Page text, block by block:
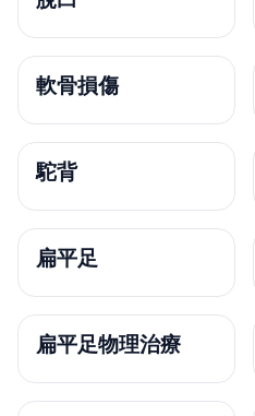
軟骨損傷
駝背
扁平足
扁平足物理治療